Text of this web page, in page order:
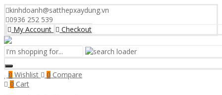
kinhdoanh@satthepxaydung.vn
0936 252 539
My Account
Checkout
I'm
shopping
for...
0 Wishlist 0 Compare
0 Cart